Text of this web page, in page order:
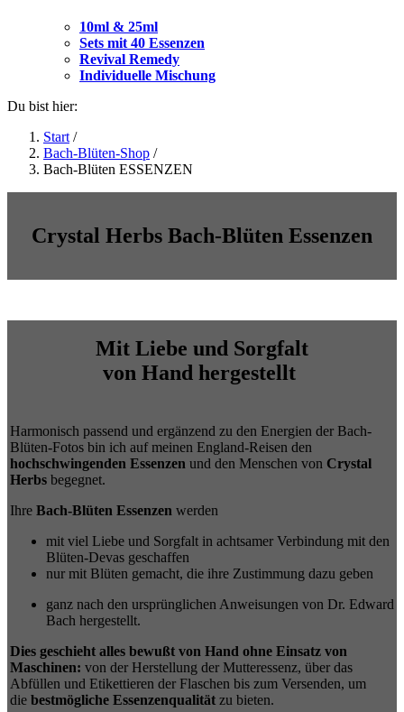
10ml & 25ml
Sets mit 40 Essenzen
Revival Remedy
Individuelle Mischung
Du bist hier:
Start /
Bach-Blüten-Shop /
Bach-Blüten ESSENZEN
Crystal Herbs Bach-Blüten Essenzen
Mit Liebe und Sorgfalt
von Hand hergestellt
Harmonisch passend und ergänzend zu den Energien der Bach-
Blüten-Fotos bin ich auf meinen England-Reisen den
hochschwingenden Essenzen und den Menschen von Crystal
Herbs begegnet.
Ihre Bach-Blüten Essenzen werden
mit viel Liebe und Sorgfalt in achtsamer Verbindung mit den
Blüten-Devas geschaffen
nur mit Blüten gemacht, die ihre Zustimmung dazu geben
ganz nach den ursprünglichen Anweisungen von Dr. Edward
Bach hergestellt.
Dies geschieht alles bewußt von Hand ohne Einsatz von
Maschinen: von der Herstellung der Mutteressenz, über das
Abfüllen und Etikettieren der Flaschen bis zum Versenden, um
die bestmögliche Essenzenqualität zu bieten.